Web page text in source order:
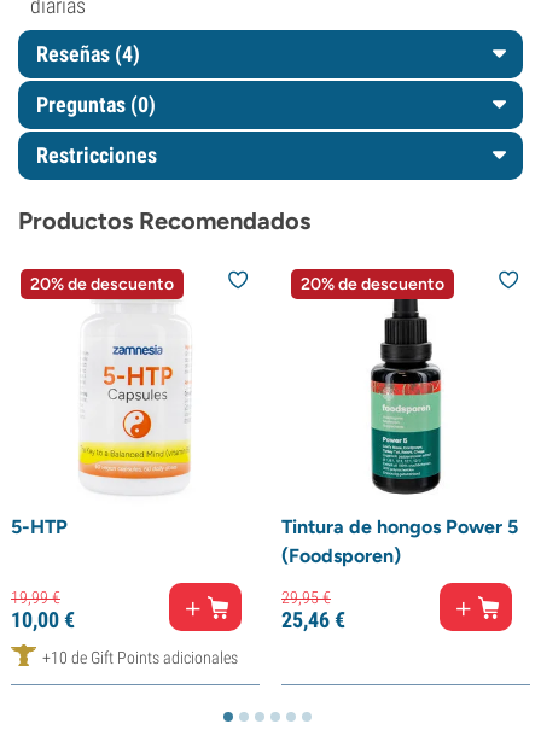
diarias
Reseñas (4)
Preguntas (0)
Restricciones
Productos Recomendados
20% de descuento
5-HTP
19,99€
10,00€
+10 de Gift Points adicionales
20% de descuento
Tintura de hongos Power 5
(Foodsporen)
29,95€
25,46€